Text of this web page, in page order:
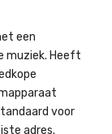
een
muziek. Heeft
voor
adres.